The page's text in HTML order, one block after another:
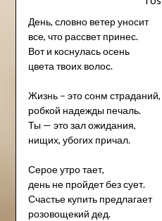
День, словно ветер уносит
все, что рассвет принес.
Вот и коснулась осень
цвета твоих волос.
Жизнь – это сонм страданий,
робкой надежды печаль.
Ты — это зал ожидания,
нищих, убогих причал.
Серое утро тает,
день не пройдет без сует.
Счастье купить предлагает
розовощекий дед.